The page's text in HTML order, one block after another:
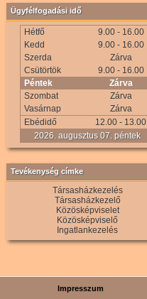
Ügyfélfogadási idő
Hétfő
9.00 - 16.00
Kedd
9.00 - 16.00
Szerda
Zárva
Csütörtök
9.00 - 16.00
Péntek
Zárva
Szombat
Zárva
Vasárnap
Zárva
Ebédidő
12.00 - 13.00
2026. augusztus 07. péntek
Tevékenység címke
Társasházkezelés
Társasházkezelő
Közösképviselet
Közösképviselő
Ingatlankezelés
Impresszum